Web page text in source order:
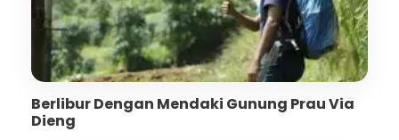
Berlibur Dengan Mendaki Gunung Prau Via
Dieng